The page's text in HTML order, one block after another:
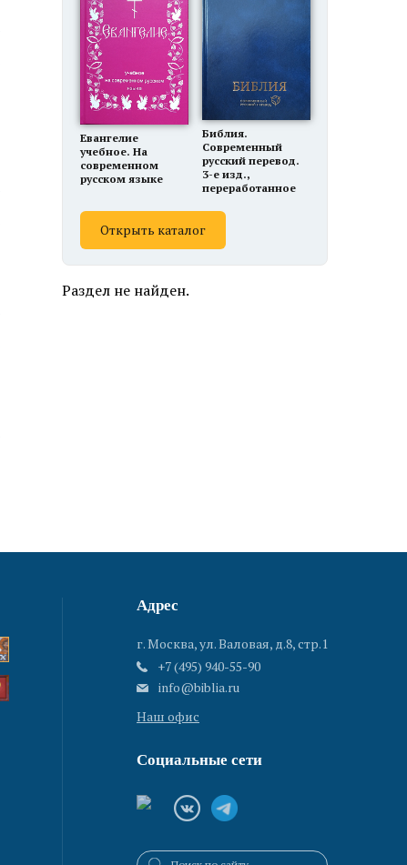
Евангелие
учебное. На
современном
русском языке
Библия.
Современный
русский перевод.
3-е изд.,
переработанное
Открыть каталог
Раздел не найден.
Адрес
г. Москва, ул. Валовая, д.8, стр.1
+7 (495) 940-55-90
info@biblia.ru
Наш офис
Социальные сети